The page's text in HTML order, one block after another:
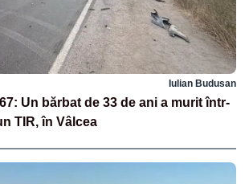
Iulian Budusan
Un bărbat de 33 de ani a murit într-
TIR, în Vâlcea